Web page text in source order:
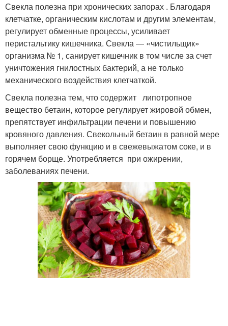
Свекла полезна при хронических запорах . Благодаря
клетчатке, органическим кислотам и другим элементам,
регулирует обменные процессы, усиливает
перистальтику кишечника. Свекла — «чистильщик»
организма № 1, санирует кишечник в том числе за счет
уничтожения гнилостных бактерий, а не только
механического воздействия клетчаткой.
Свекла полезна тем, что содержит липотропное
вещество бетаин, которое регулирует жировой обмен,
препятствует инфильтрации печени и повышению
кровяного давления. Свекольный бетаин в равной мере
выполняет свою функцию и в свежевыжатом соке, и в
горячем борще. Употребляется при ожирении,
заболеваниях печени.